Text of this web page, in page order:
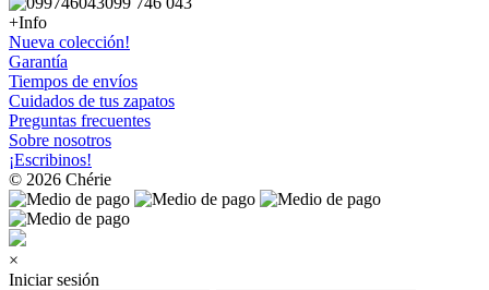
+Info
Nueva colección!
Garantía
Tiempos de envíos
Cuidados de tus zapatos
Preguntas frecuentes
Sobre nosotros
¡Escribinos!
© 2026 Chérie
×
Iniciar sesión